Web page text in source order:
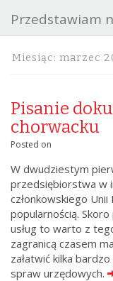
Przedstawiam
Miesiąc: marzec
Pisanie
chorwacku
Posted on
W dwudziestym
przedsiębiorstwa w
członkowskiego
popularnością.
usług to warto z
zagranicą czasem
załatwić kilka
spraw urzędowych.